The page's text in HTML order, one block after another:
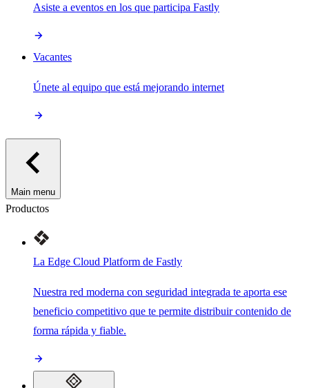
Asiste a eventos en los que participa Fastly
Vacantes
Únete al equipo que está mejorando internet
Main menu
Productos
La Edge Cloud Platform de Fastly
Nuestra red moderna con seguridad integrada te aporta ese
beneficio competitivo que te permite distribuir contenido de
forma rápida y fiable.